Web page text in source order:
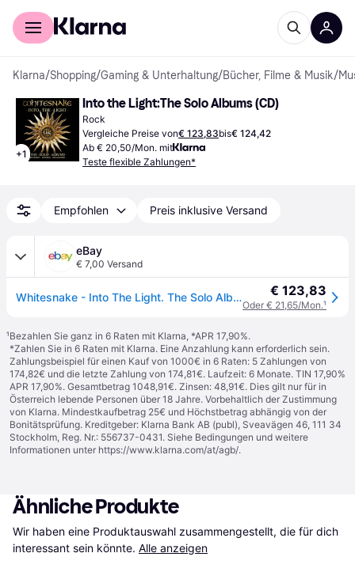
Für Shopper
Klarna/Shopping/Gaming & Unterhaltung/Bücher, Filme & Musik/
+1
Into the Light:The Solo Albums (CD)
Rock
Vergleiche Preise von€ 123,83bis€ 124,42
Ab € 20,50/Mon. mit
Teste flexible Zahlungen*
Empfohlen Preis inklusive Versand
eBay
€ 7,00 Versand
Whitesnake - Into The Light. The Solo Albums (2024) 6 CD+Book Pre-oreder € 123,83
Oder € 21,65/Mon.¹
¹Bezahlen Sie ganz in 6 Raten mit Klarna, *APR 17,90%.
*Zahlen Sie in 6 Raten mit Klarna. Eine Anzahlung kann erforderlich sein.
Zahlungsbeispiel für einen Kauf von 1000€ in 6 Raten: 5 Zahlungen von
174,82€ und die letzte Zahlung von 174,81€. Laufzeit: 6 Monate. TIN 17,90%
APR 17,90%. Gesamtbetrag 1048,91€. Zinsen: 48,91€. Dies gilt nur für in
Österreich lebende Personen über 18 Jahre. Vorbehaltlich der Zustimmung
von Klarna. Mindestkaufbetrag 25€ und Höchstbetrag abhängig von der
Bonitätsprüfung. Kreditgeber: Klarna Bank AB (publ), Sveavägen 46, 111 34
Stockholm, Reg. Nr.: 556737-0431. Siehe Bedingungen und weitere
Informationen unter https://www.klarna.com/at/agb/.
Ähnliche Produkte
Wir haben eine Produktauswahl zusammengestellt, die für dich
interessant sein könnte. Alle anzeigen